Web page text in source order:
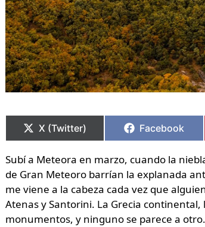
en
X (Twitter)
en
Facebook
Subí a Meteora en marzo, cuando la
de Gran Meteoro barrían la explanada
me viene a la cabeza cada vez que
Atenas y Santorini. La Grecia
monumentos, y ninguno se parece a otro.
en
en